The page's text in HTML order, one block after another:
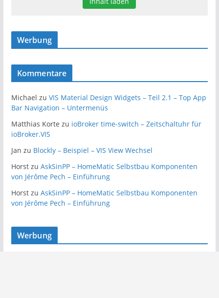
Werbung
Kommentare
Michael zu VIS Material Design Widgets – Teil 2.1 – Top App
Bar Navigation – Untermenüs
Matthias Korte zu ioBroker time-switch – Zeitschaltuhr für
ioBroker.VIS
Jan zu Blockly – Beispiel – VIS View Wechsel
Horstzu AskSinPP – HomeMatic Selbstbau Komponenten
von Jérôme Pech – Einführung
Horstzu AskSinPP – HomeMatic Selbstbau Komponenten
von Jérôme Pech – Einführung
Werbung